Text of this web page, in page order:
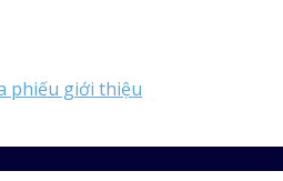
phiếu giới thiệu